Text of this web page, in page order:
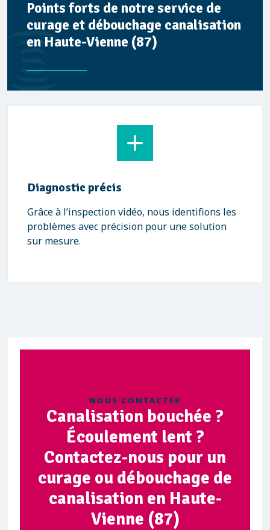
Points forts de notre service de
curage et débouchage canalisation
en Haute-Vienne (87)
Diagnostic précis
Grâce à l’inspection vidéo, nous identifions les
problèmes avec précision pour une solution
sur mesure.
NOUS CONTACTER
Canalisation bouchée ?
Écoulement lent ?
Contactez-nous pour un
curage ou débouchage de
canalisation en Haute-
Vienne (87)